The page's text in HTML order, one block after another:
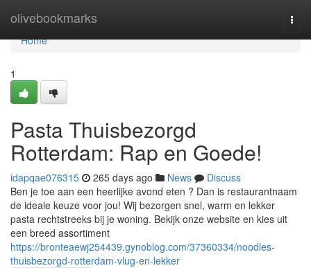
olivebookmarks
Home
Home
1
Pasta Thuisbezorgd
Rotterdam: Rap en Goede!
idapqae076315 265 days ago News
Discuss
Ben je toe aan een heerlijke avond eten ? Dan is restaurantnaam
de ideale keuze voor jou! Wij bezorgen snel, warm en lekker
pasta rechtstreeks bij je woning. Bekijk onze website en kies uit
een breed assortiment
https://bronteaewj254439.gynoblog.com/37360334/noodles-
thuisbezorgd-rotterdam-vlug-en-lekker